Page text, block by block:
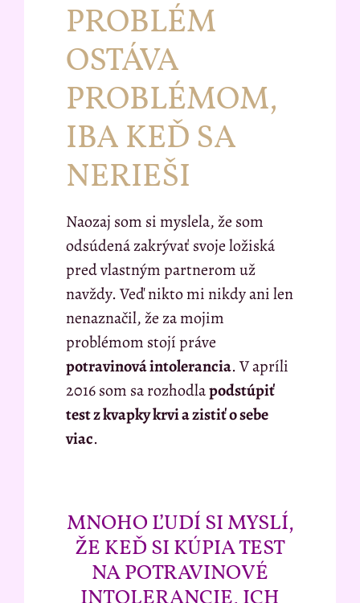
PROBLÉM
OSTÁVA
PROBLÉMOM,
IBA KEĎ SA
NERIEŠI
Naozaj som si myslela, že som
odsúdená zakrývať svoje ložiská
pred vlastným partnerom už
navždy. Veď nikto mi nikdy ani len
nenaznačil, že za mojim
problémom stojí práve
potravinová intolerancia. V apríli
2016 som sa rozhodlapodstúpiť
test z kvapky krvi a zistiť o sebe
viac.
MNOHO ĽUDÍ SI MYSLÍ,
ŽE KEĎ SI KÚPIA TEST
NA POTRAVINOVÉ